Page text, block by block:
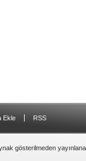
Ekle RSS
gösterilmeden